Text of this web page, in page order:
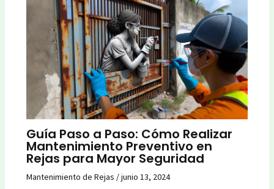
Guía Paso a Paso: Cómo Realizar
Mantenimiento Preventivo en
Rejas para Mayor Seguridad
Mantenimiento de Rejas /junio 13, 2024